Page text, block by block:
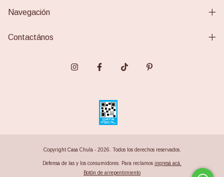
Navegación
Contactános
Copyright Casa Chula - 2026. Todos los derechos reservados.
Defensa de las y los consumidores. Para reclamos ingresá acá.
Botón de arrepentimiento